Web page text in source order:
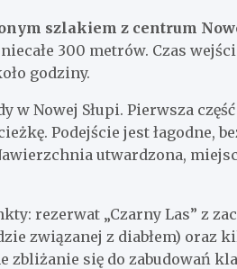
szlakiem z centrum
300 metrów. Czas
godziny.
w Nowej Słupi. Pierwsza
Podejście jest łagodne,
utwardzona,
rezerwat „Czarny Las” z
związanej z diabłem) oraz
zbliżanie się do zabudowań